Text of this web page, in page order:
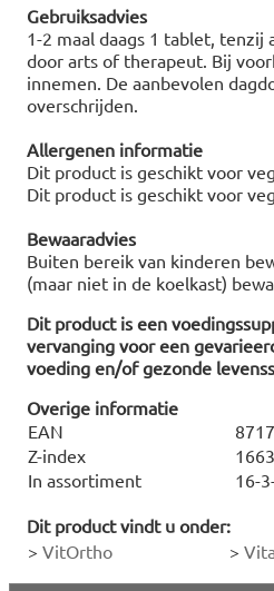
Gebruiksadvies
1-2 maal daags 1 tablet, tenzij
door arts of therapeut. Bij
innemen. De aanbevolen
overschrijden.
Allergenen informatie
Dit product is geschikt voor
Dit product is geschikt voor
Bewaaradvies
Buiten bereik van kinderen
(maar niet in de koelkast)
Dit product is een
vervanging voor een
voeding en/of gezonde
Overige informatie
EAN
Z-index
In assortiment
16-
Dit product vindt u onder:
> VitOrtho >